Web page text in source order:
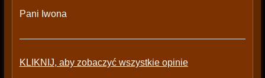
Pani Iwona
KLIKNIJ, aby zobaczyć wszystkie opinie